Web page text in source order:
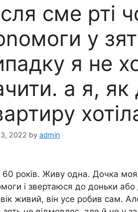
сме рті
у
я не
а я,
2022 by admin
60 років. Живу одна. Дочка
і звертаюся до доньки
живий, він усе робив сам.